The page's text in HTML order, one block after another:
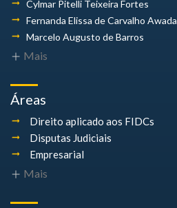
Cylmar Pitelli Teixeira Fortes
Fernanda Elissa de Carvalho Awada
Marcelo Augusto de Barros
Mais
Áreas
Direito aplicado aos FIDCs
Disputas Judiciais
Empresarial
Mais